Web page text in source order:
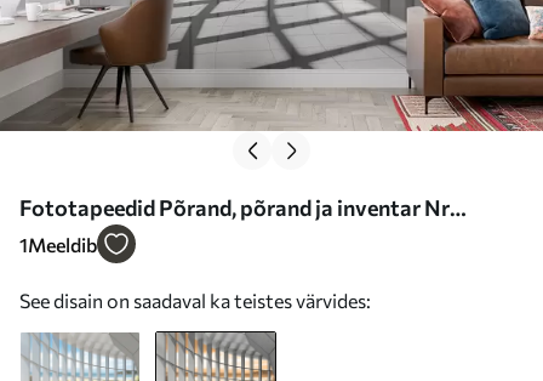
Fototapeedid Põrand, põrand ja inventar Nr
u70513v3
1Meeldib
See disain on saadaval ka teistes värvides: